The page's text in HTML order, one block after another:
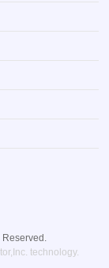
technology.